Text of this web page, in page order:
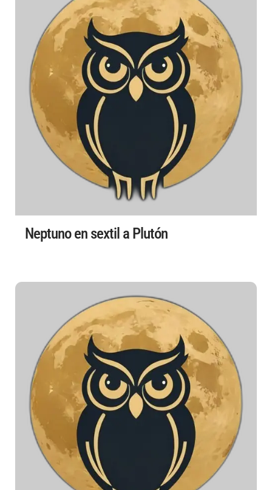
Neptuno en sextil a Plutón